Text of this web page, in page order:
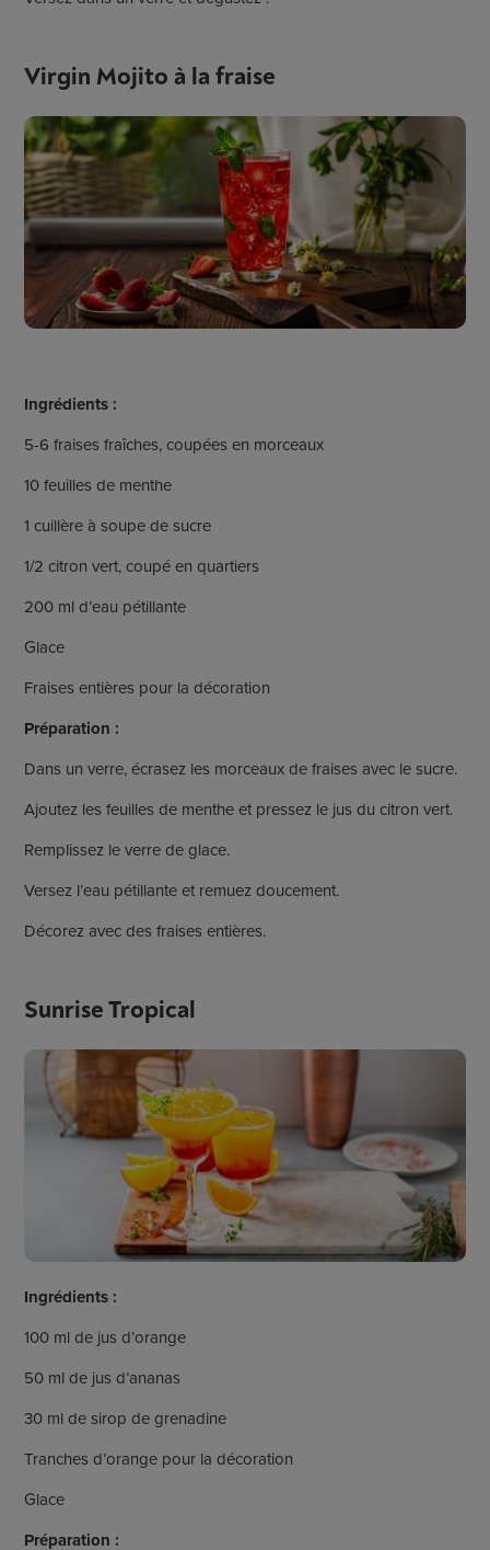
Virgin Mojito à la fraise
Ingrédients :
5-6 fraises fraîches, coupées en morceaux
10 feuilles de menthe
1 cuillère à soupe de sucre
1/2 citron vert, coupé en quartiers
200 ml d’eau pétillante
Glace
Fraises entières pour la décoration
Préparation :
Dans un verre, écrasez les morceaux de fraises avec le sucre.
Ajoutez les feuilles de menthe et pressez le jus du citron vert.
Remplissez le verre de glace.
Versez l’eau pétillante et remuez doucement.
Décorez avec des fraises entières.
Sunrise Tropical
Ingrédients :
100 ml de jus d’orange
50 ml de jus d’ananas
30 ml de sirop de grenadine
Tranches d’orange pour la décoration
Glace
Préparation :